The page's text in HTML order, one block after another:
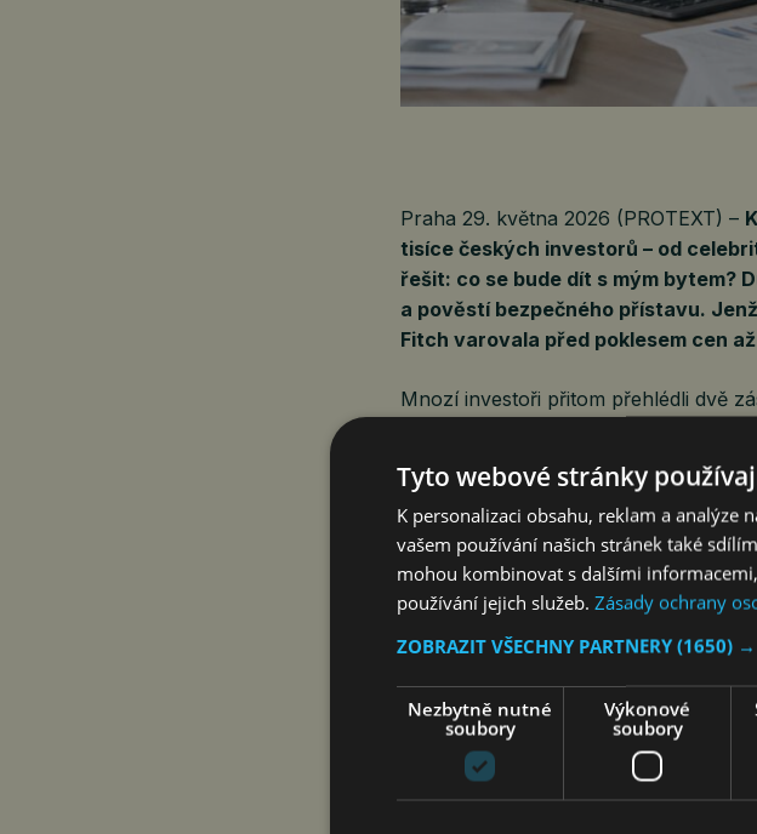
Praha 29. května 2026 (PROTEXT) –
tisíce českých investorů – od
řešit: co se bude dít s mým bytem?
a pověstí bezpečného přístavu.
Fitch varovala před poklesem cen
Mnozí investoři přitom přehlédli dvě
tak může být nižší, než sliboval
vylučují.
Nereagovat impulzivně, ale chladně
říká Radoslav Kubiš ml.,
HOLDING).
Celý článek najdete na blogu zde
Zdroj: Tempus Media
Tyto webové stránky
K personalizaci obsahu, reklam a analýze
vašem používání našich stránek také
mohou kombinovat s dalšími
používání jejich služeb. Zásady ochrany
ZOBRAZIT VŠECHNY PARTNERY (1650) →
Nezbytně nutné
soubory
Výkonové
soubory